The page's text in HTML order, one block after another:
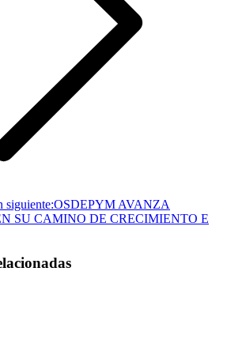
siguiente:OSDEPYM AVANZA
SU CAMINO DE CRECIMIENTO E